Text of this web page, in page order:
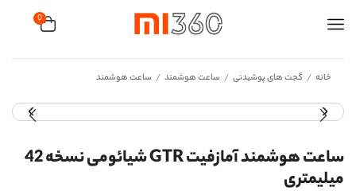
0
خانه / گجت های پوشیدنی / ساعت هوشمند / ساعت هوشمند
ساعت هوشمند آمازفیت GTR شیائومی نسخه 42
میلیمتری